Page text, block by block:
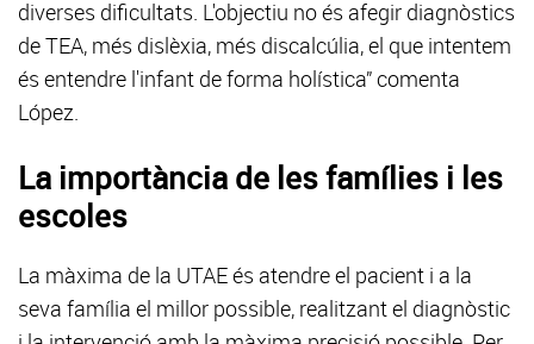
diverses dificultats. L'objectiu no és afegir diagnòstics
de TEA, més dislèxia, més discalcúlia, el que intentem
és entendre l'infant de forma holística” comenta
López.
La importància de les famílies i les
escoles
La màxima de la UTAE és atendre el pacient i a la
seva família el millor possible, realitzant el diagnòstic